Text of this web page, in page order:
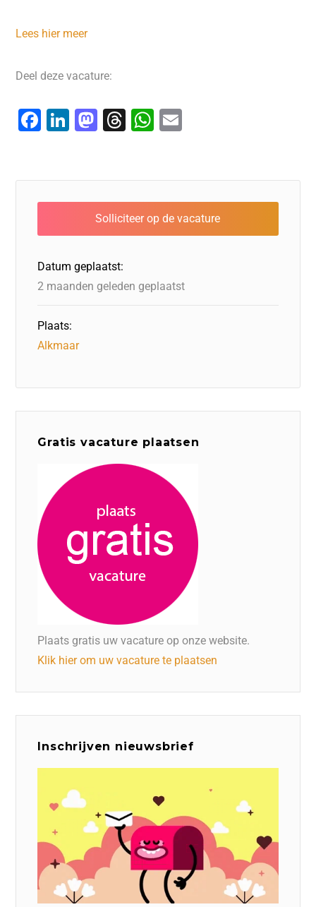
Lees hier meer
Deel deze vacature:
F
e
b
o
o
k
Li
e
dI
n
M
o
d
o
n
T
a
d
s
W
s
A
p
l
Datum geplaatst:
2 maanden geleden geplaatst
Plaats:
Alkmaar
Gratis vacature plaatsen
Plaats gratis uw vacature op onze website.
Klik hier om uw vacature te plaatsen
Inschrijven nieuwsbrief